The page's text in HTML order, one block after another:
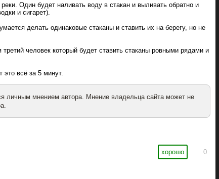
Один будет наливать воду в стакан и выливать обратно и
и сигарет).
делать одинаковые стаканы и ставить их на берегу, но не
третий человек который будет ставить стаканы ровными рядами и
это всё за 5 минут.
личным мнением автора. Мнение владельца сайта может не
хорошо
0